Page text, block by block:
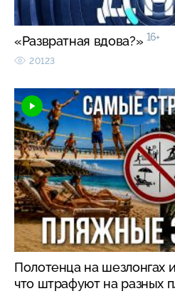
«Развратная вдова?» 16+
20123
Полотенца на шезлонгах
что штрафуют на разных